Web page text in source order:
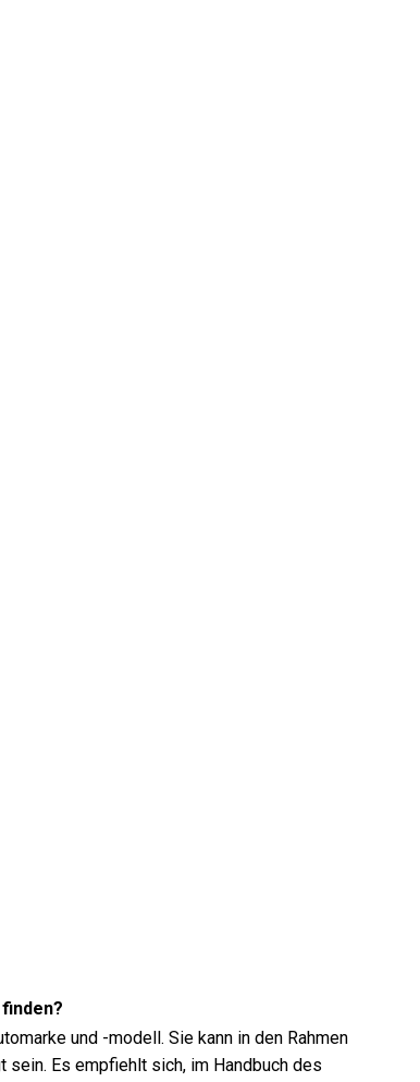
und -modell. Sie kann in den Rahmen
Es empfiehlt sich, im Handbuch des